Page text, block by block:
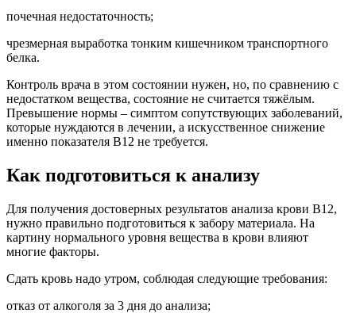
почечная недостаточность;
чрезмерная выработка тонким кишечником транспортного
белка.
Контроль врача в этом состоянии нужен, но, по сравнению с
недостатком вещества, состояние не считается тяжёлым.
Превышение нормы – симптом сопутствующих заболеваний,
которые нуждаются в лечении, а искусственное снижение
именно показателя В12 не требуется.
Как подготовиться к анализу
Для получения достоверных результатов анализа крови В12,
нужно правильно подготовиться к забору материала. На
картину нормального уровня вещества в крови влияют
многие факторы.
Сдать кровь надо утром, соблюдая следующие требования:
отказ от алкоголя за 3 дня до анализа;